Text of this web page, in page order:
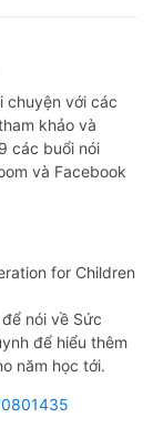
chuyện với các
khảo và
các buổi nói
và Facebook
for Children
nói về Sức
để hiểu thêm
năm học tới.